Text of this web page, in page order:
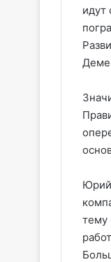
идут
Юрий
тему